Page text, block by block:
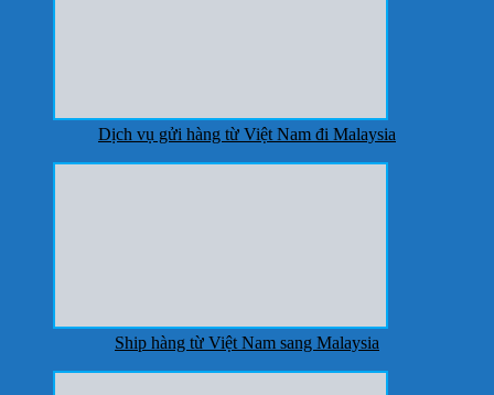
Dịch vụ gửi hàng từ Việt Nam đi Malaysia
Ship hàng từ Việt Nam sang Malaysia